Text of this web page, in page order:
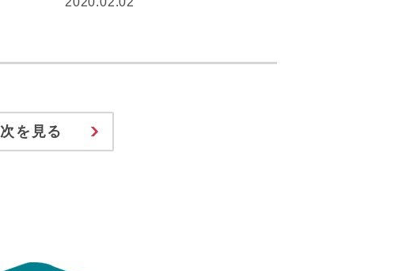
次を見る